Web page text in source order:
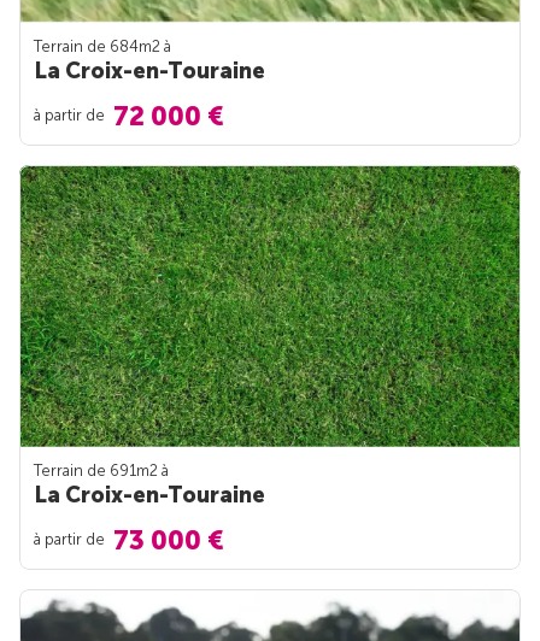
Terrain de 684m2 à
La Croix-en-Touraine
à partir de 72 000 €
Terrain de 691m2 à
La Croix-en-Touraine
à partir de 73 000 €